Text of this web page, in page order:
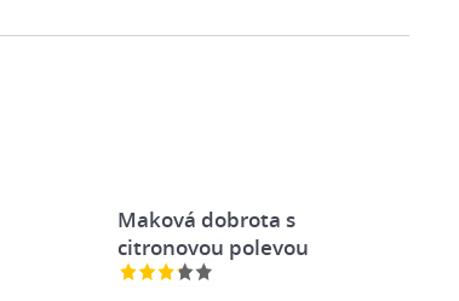
Maková dobrota s
citronovou polevou